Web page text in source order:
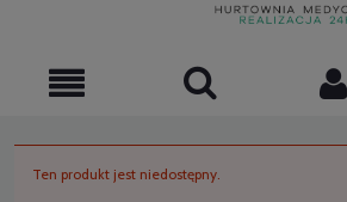
Ten produkt jest niedostępny.